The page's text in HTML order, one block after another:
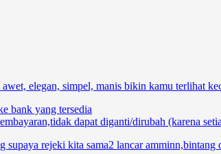
elegan, simpel, manis bikin kamu terlihat
bank yang tersedia
dapat diganti/dirubah (karena
supaya rejeki kita sama2 lancar